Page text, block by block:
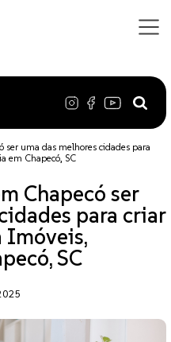
uma das melhores cidades para
em Chapecó, SC
Chapecó ser
para criar
Imóveis,
SC